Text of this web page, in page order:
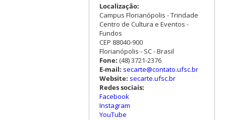
Localização:
Campus Florianópolis - Trindade
Centro de Cultura e Eventos -
Fundos
CEP 88040-900
Florianópolis - SC - Brasil
Fone: (48) 3721-2376
E-mail: secarte@contato.ufsc.br
Website: secarte.ufsc.br
Redes sociais:
Facebook
Instagram
YouTube